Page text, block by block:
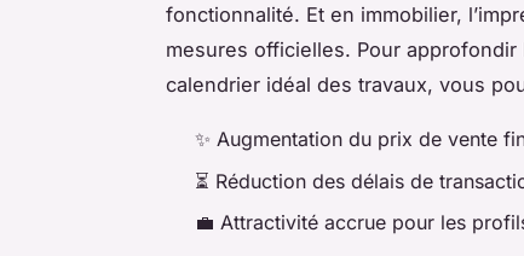
fonctionnalité. Et en immobilier,
mesures officielles. Pour
calendrier idéal des travaux, vous
✨ Augmentation du prix de vente
⏳ Réduction des délais de
💼 Attractivité accrue pour les